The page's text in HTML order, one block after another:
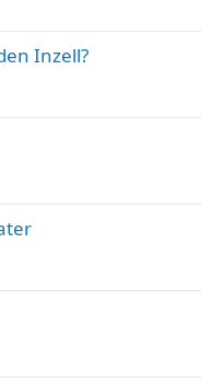
Inzell?